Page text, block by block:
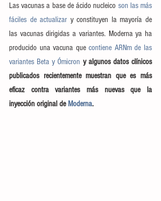
Las vacunas a base de ácido nucleico son las más
fáciles de actualizar y constituyen la mayoría de
las vacunas dirigidas a variantes. Moderna ya ha
producido una vacuna que contiene ARNm de las
variantes Beta y Ómicron y algunos datos clínicos
publicados recientemente muestran que es más
eficaz contra variantes más nuevas que la
inyección original de Moderna.